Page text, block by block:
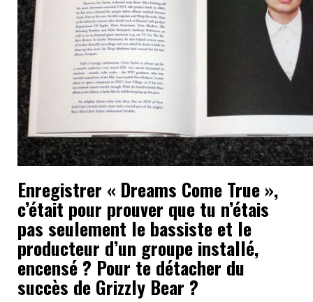
Enregistrer « Dreams Come True »,
c’était pour prouver que tu n’étais
pas seulement le bassiste et le
producteur d’un groupe installé,
encensé ? Pour te détacher du
succès de Grizzly Bear ?